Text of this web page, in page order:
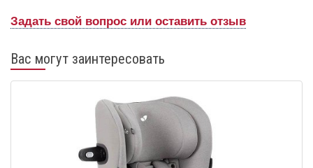
Задать свой вопрос или оставить отзыв
Вас могут заинтересовать